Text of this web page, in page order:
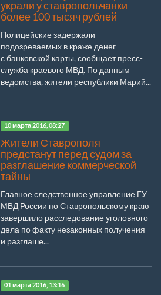
украли у ставропольчанки
более 100 тысяч рублей
Полицейские задержали
подозреваемых в краже денег
с банковской карты, сообщает пресс-
служба краевого МВД. По данным
ведомства, жители республики Марий...
10 марта 2016, 08:27
Жители Ставрополя
предстанут перед судом за
разглашение коммерческой
тайны
Главное следственное управление ГУ
МВД России по Ставропольскому краю
завершило расследование уголовного
дела по факту незаконных получения
и разглаше...
01 марта 2016, 13:16